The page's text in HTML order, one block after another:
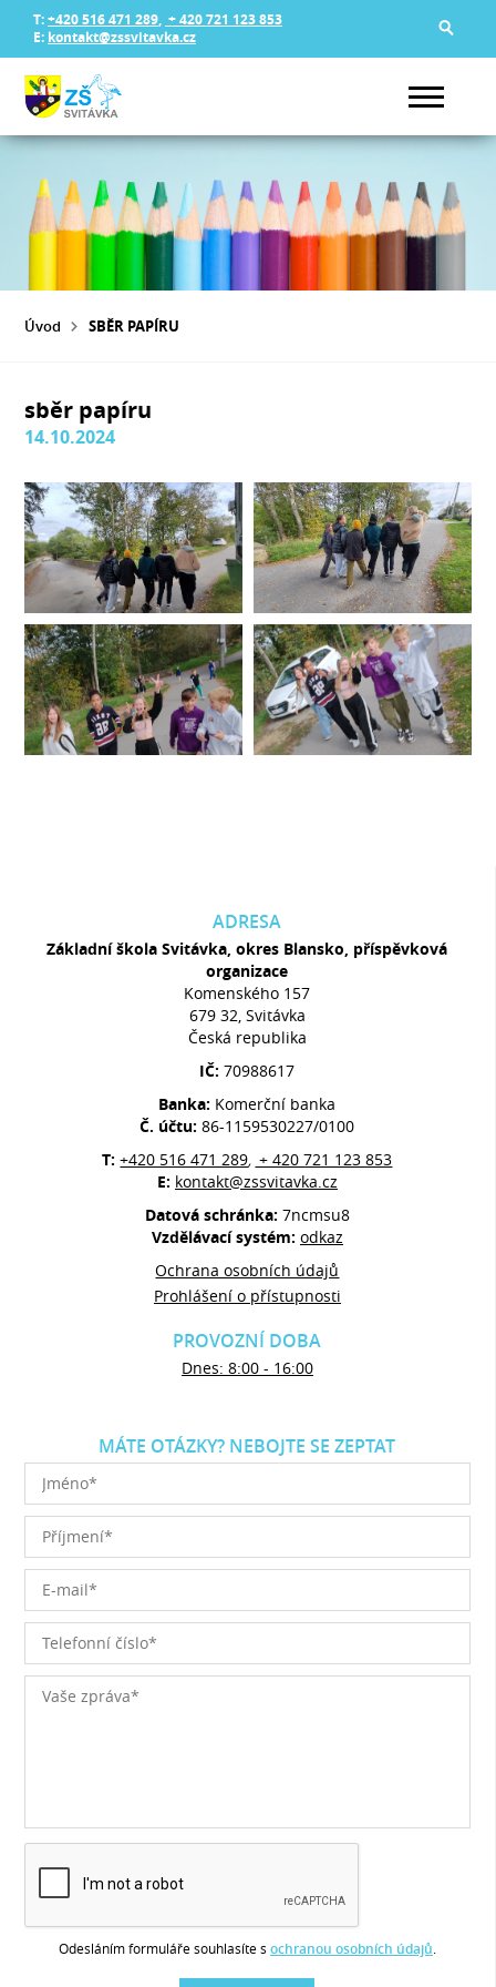
T:+420 516 471 289, + 420 721 123 853
E: kontakt@zssvitavka.cz
Úvod SBĚR PAPÍRU
sběr papíru
14.10.2024
ADRESA
Základní škola Svitávka, okres Blansko, příspěvková
organizace
Komenského 157
679 32, Svitávka
Česká republika
IČ:70988617
Banka: Komerční banka
Č. účtu:86-1159530227/0100
T:+420 516 471 289, + 420 721 123 853
E: kontakt@zssvitavka.cz
Datová schránka: 7ncmsu8
Vzdělávací systém: odkaz
Ochrana osobních údajů
Prohlášení o přístupnosti
PROVOZNÍ DOBA
Dnes: 8:00 - 16:00
MÁTE OTÁZKY? NEBOJTE SE ZEPTAT
Odesláním formuláře souhlasíte s ochranou osobních údajů